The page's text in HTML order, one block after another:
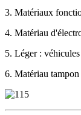
3. Matériaux
4. Matériau
5. Léger :
6. Matériau